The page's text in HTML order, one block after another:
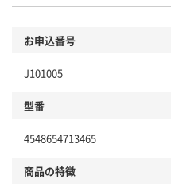
お申込番号
J101005
型番
4548654713465
商品の特徴